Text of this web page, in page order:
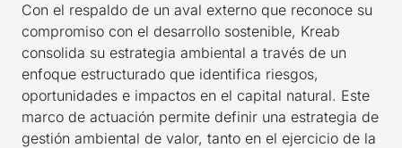
Con el respaldo de un aval externo que reconoce su
compromiso con el desarrollo sostenible, Kreab
consolida su estrategia ambiental a través de un
enfoque estructurado que identifica riesgos,
oportunidades e impactos en el capital natural. Este
marco de actuación permite definir una estrategia de
gestión ambiental de valor, tanto en el ejercicio de la